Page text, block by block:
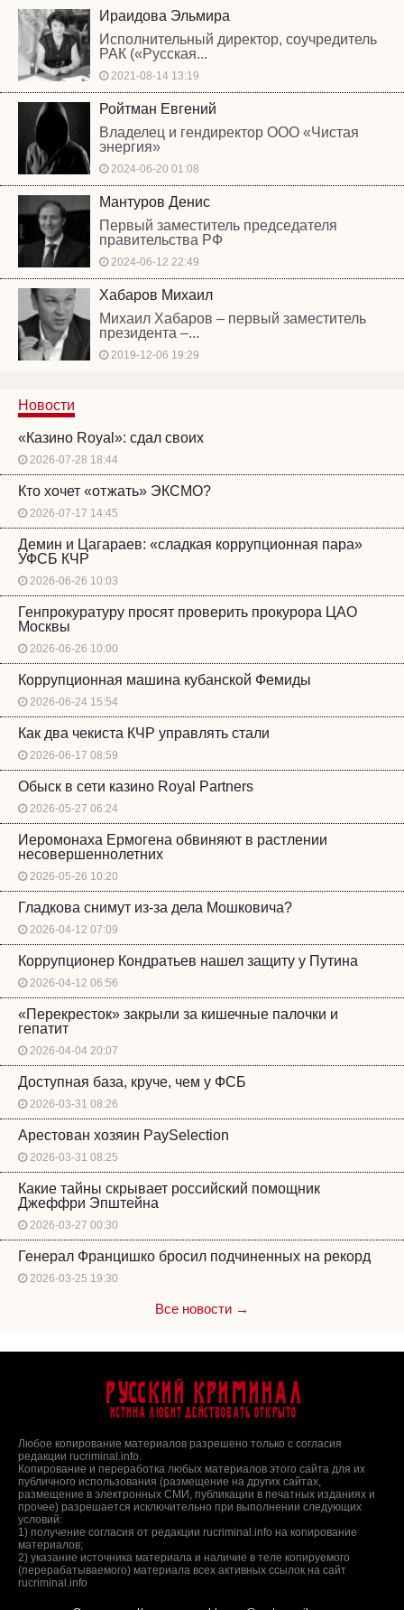
Ираидова Эльмира
Исполнительный директор, соучредитель
РАК («Русская...
2021-08-14 13:19
Ройтман Евгений
Владелец и гендиректор ООО «Чистая
энергия»
2024-06-20 01:08
Мантуров Денис
Первый заместитель председателя
правительства РФ
2024-06-12 22:49
Хабаров Михаил
Михаил Хабаров – первый заместитель
президента –...
2019-12-06 19:29
Новости
«Казино Royal»: сдал своих
2026-07-28 18:44
Кто хочет «отжать» ЭКСМО?
2026-07-17 14:45
Демин и Цагараев: «сладкая коррупционная пара»
УФСБ КЧР
2026-06-26 10:03
Генпрокуратуру просят проверить прокурора ЦАО
Москвы
2026-06-26 10:00
Коррупционная машина кубанской Фемиды
2026-06-24 15:54
Как два чекиста КЧР управлять стали
2026-06-17 08:59
Обыск в сети казино Royal Partners
2026-05-27 06:24
Иеромонаха Ермогена обвиняют в растлении
несовершеннолетних
2026-05-26 10:20
Гладкова снимут из-за дела Мошковича?
2026-04-12 07:09
Коррупционер Кондратьев нашел защиту у Путина
2026-04-12 06:56
«Перекресток» закрыли за кишечные палочки и
гепатит
2026-04-04 20:07
Доступная база, круче, чем у ФСБ
2026-03-31 08:26
Арестован хозяин PaySelection
2026-03-31 08:25
Какие тайны скрывает российский помощник
Джеффри Эпштейна
2026-03-27 00:30
Генерал Францишко бросил подчиненных на рекорд
2026-03-25 19:30
Все новости →
Русский Криминал
Истина любит действовать открыто
Любое копирование материалов разрешено только с согласия
редакции rucriminal.info.
Копирование и переработка любых материалов этого сайта для их
публичного использования (размещение на других сайтах,
размещение в электронных СМИ, публикации в печатных изданиях и
прочее) разрешается исключительно при выполнении следующих
условий:
1) получение согласия от редакции rucriminal.info на копирование
материалов;
2) указание источника материала и наличие в теле копируемого
(перерабатываемого) материала всех активных ссылок на сайт
rucriminal.info